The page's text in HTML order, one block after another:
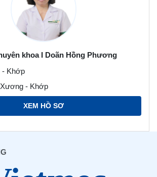
khoa I Doãn Hồng Phương
Khớp
- Khớp
XEM HỒ SƠ